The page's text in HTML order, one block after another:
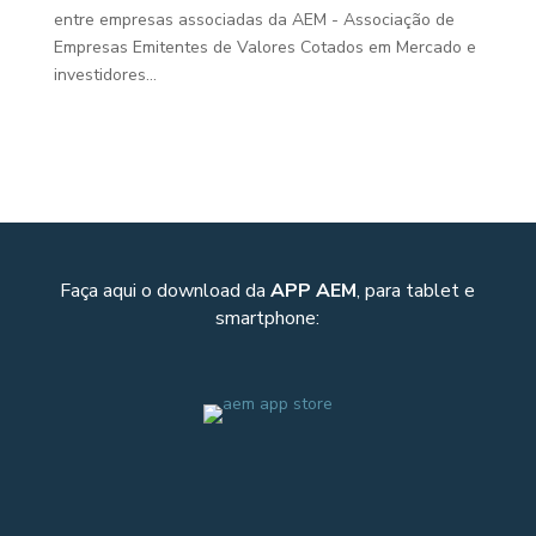
entre empresas associadas da AEM - Associação de
Empresas Emitentes de Valores Cotados em Mercado e
investidores...
Faça aqui o download daAPP AEM, para tablet e
smartphone: